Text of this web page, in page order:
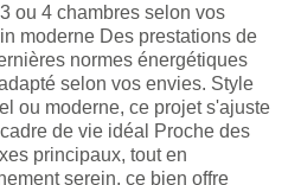
ou 4 chambres selon vos
moderne Des prestations de
normes énergétiques
selon vos envies. Style
ou moderne, ce projet s'ajuste
de vie idéal Proche des
principaux, tout en
serein, ce bien offre